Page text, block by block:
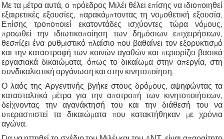
Με τα μέτρα αυτά, ο πρόεδρος Μιλέι θέλει επίσης να ιδιοποιηθεί
εξαιρετικές εξουσίες, παρακάμπτοντας τη νομοθετική εξουσία.
Επίσης τροποποιεί εκατοντάδες ισχύοντες τώρα νόμους,
προωθεί την ιδιωτικοποίηση των δημόσιων επιχειρήσεων,
θεσπίζει ένα ρυθμιστικό πλαίσιο που βαθαίνει τον εξορυκτισμό
και την καταστροφή των κοινών αγαθών και περιορίζει βασικά
εργασιακά δικαιώματα, όπως το δικαίωμα στην απεργία, στη
συνδικαλιστική οργάνωση και στην κινητοποίηση.
Ο λαός της Αργεντινής βγήκε στους δρόμους, αψηφώντας τα
κατασταλτικά μέτρα για την αποτροπή των κινητοποιήσεων,
δείχνοντας την αγανάκτησή του και την διάθεσή του να
υπερασπιστεί τα δικαιώματα που κατακτήθηκαν με χρόνια
αγώνα.